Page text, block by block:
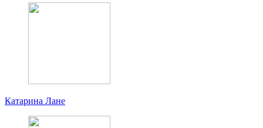
Катарина Лане